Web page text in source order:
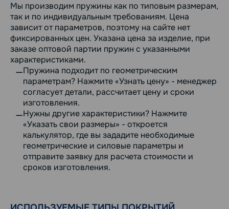
Мы производим пружины как по типовым размерам,
так и по индивидуальным требованиям. Цена
зависит от параметров, поэтому на сайте нет
фиксированных цен. Указана цена за изделие, при
заказе оптовой партии пружин с указанными
характеристиками.
Пружина подходит по геометрическим
параметрам? Нажмите «Узнать цену» - менеджер
согласует детали, рассчитает цену и сроки
изготовления.
Нужны другие характеристики? Нажмите
«Указать свои размеры» - откроется
калькулятор, где вы зададите необходимые
геометрические и силовые параметры и
отправите заявку для расчета стоимости и
сроков изготовления.